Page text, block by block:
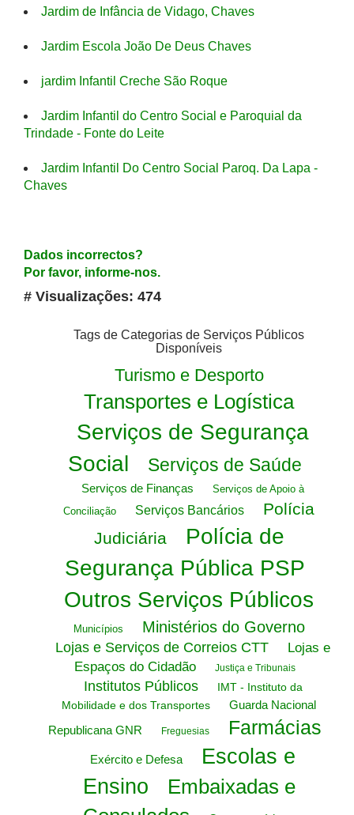
Jardim de Infância de Vidago, Chaves
Jardim Escola João De Deus Chaves
jardim Infantil Creche São Roque
Jardim Infantil do Centro Social e Paroquial da
Trindade - Fonte do Leite
Jardim Infantil Do Centro Social Paroq. Da Lapa -
Chaves
Dados incorrectos?
Por favor, informe-nos.
# Visualizações: 474
Tags de Categorias de Serviços Públicos
Disponíveis
Turismo e Desporto
Transportes e Logística
Serviços de Segurança
Social
Serviços de Saúde
Serviços de Finanças
Serviços de Apoio à
Conciliação
Serviços Bancários
Polícia
Judiciária
Polícia de
Segurança Pública PSP
Outros Serviços Públicos
Municípios Ministérios do Governo
Lojas e Serviços de Correios CTT
Lojas e
Espaços do Cidadão
Justiça e Tribunais
Institutos Públicos
IMT - Instituto da
Mobilidade e dos Transportes
Guarda Nacional
Republicana GNR
Freguesias Farmácias
Exército e Defesa
Escolas e
Ensino
Embaixadas e